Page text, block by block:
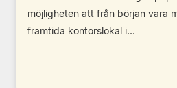
möjligheten att från början vara
framtida kontorslokal i...